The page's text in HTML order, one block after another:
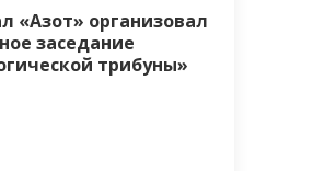
«Азот» организовал
заседание
трибуны»